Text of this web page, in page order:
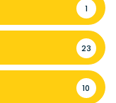
1
23
10